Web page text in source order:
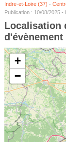
Indre-et-Loire (37) -
Publication : 10/08/2025 -
Localisation
d'évènement
+
−